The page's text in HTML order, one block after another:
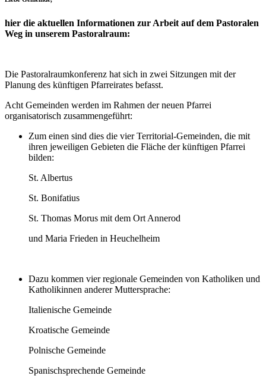
hier die aktuellen Informationen zur Arbeit auf dem Pastoralen
Weg in unserem Pastoralraum:
Die Pastoralraumkonferenz hat sich in zwei Sitzungen mit der
Planung des künftigen Pfarreirates befasst.
Acht Gemeinden werden im Rahmen der neuen Pfarrei
organisatorisch zusammengeführt:
Zum einen sind dies die vier Territorial-Gemeinden, die mit
ihren jeweiligen Gebieten die Fläche der künftigen Pfarrei
bilden:
St. Albertus
St. Bonifatius
St. Thomas Morus mit dem Ort Annerod
und Maria Frieden in Heuchelheim
Dazu kommen vier regionale Gemeinden von Katholiken und
Katholikinnen anderer Muttersprache:
Italienische Gemeinde
Kroatische Gemeinde
Polnische Gemeinde
Spanischsprechende Gemeinde